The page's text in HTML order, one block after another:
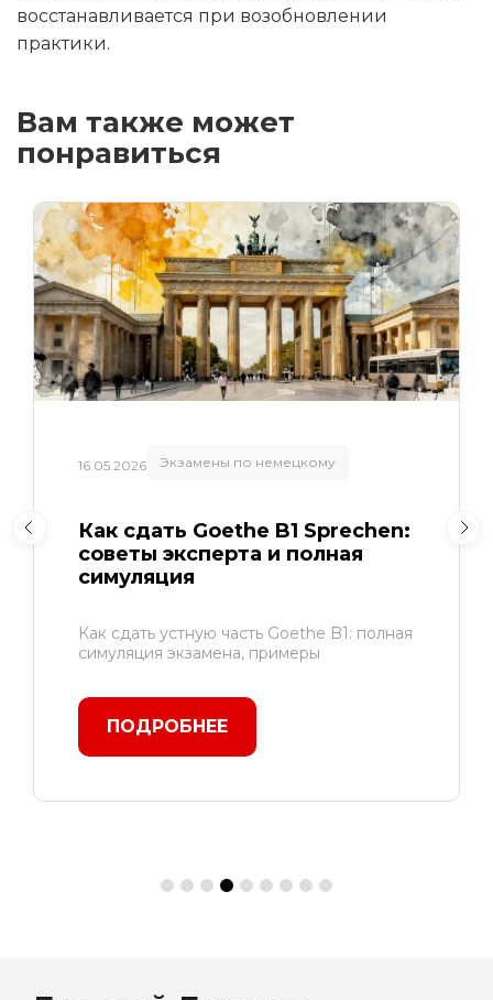
восстанавливается при возобновлении
практики.
Вам также может
понравиться
12.05.2026 Изучение немецкого
От думскроллинга к
немецкому: медитативный
метод вдумчивого письма
смартфона в свободный немецкий?
Узнайте о
ПОДРОБНЕЕ